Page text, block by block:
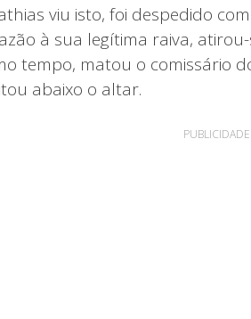
viu isto, foi despedido
à sua legítima raiva,
tempo, matou o comissário
abaixo o altar.
PUBLICIDADE